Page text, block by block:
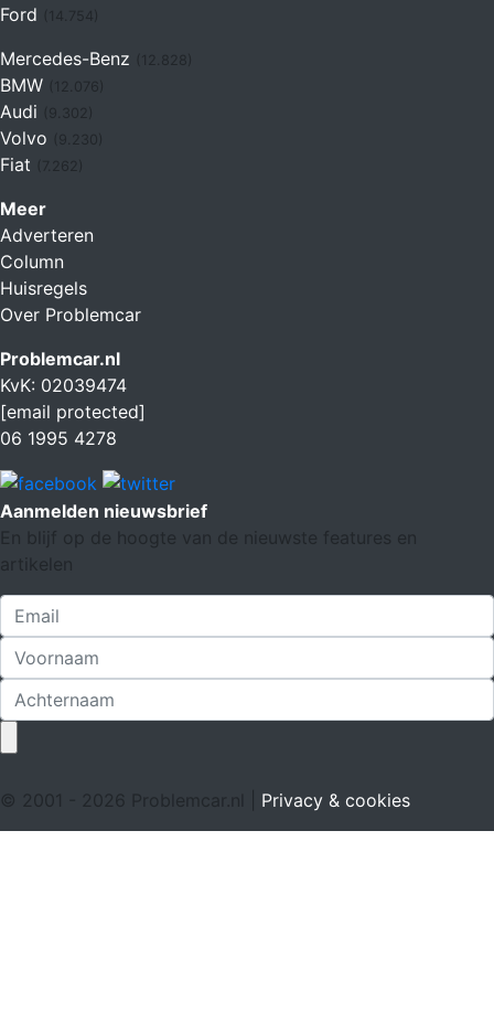
Ford (14.754)
Mercedes-Benz
BMW (12.076)
Audi
Volvo
Fiat (7.262)
Meer
Adverteren
Column
Huisregels
Over Problemcar
Problemcar.nl
KvK: 02039474
[email protected]
06 1995 4278
Aanmelden nieuwsbrief
En blijf op de hoogte van de nieuwste features en
artikelen
© 2001 - 2026 Problemcar.nl | Privacy & cookies